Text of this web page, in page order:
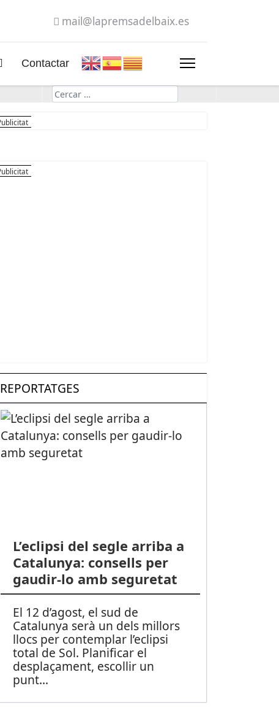
mail@lapremsadelbaix.es
Contactar
Cerca
REPORTATGES
L’eclipsi del segle arriba a
Catalunya: consells per
gaudir-lo amb seguretat
El 12 d’agost, el sud de
Catalunya serà un dels millors
llocs per contemplar l’eclipsi
total de Sol. Planificar el
desplaçament, escollir un
punt...